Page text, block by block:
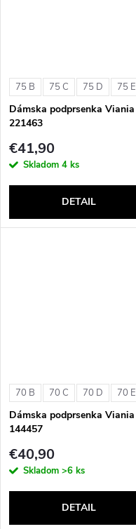
75 B 75 C 75 D 75 E
Dámska podprsenka Viania
221463
€41,90
Skladom 4 ks
DETAIL
70 B 70 C 70 D 70 E
Dámska podprsenka Viania
144457
€40,90
Skladom >6 ks
DETAIL